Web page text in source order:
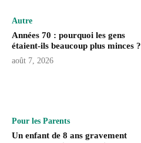
Autre
Années 70 : pourquoi les gens
étaient-ils beaucoup plus minces ?
août 7, 2026
Pour les Parents
Un enfant de 8 ans gravement